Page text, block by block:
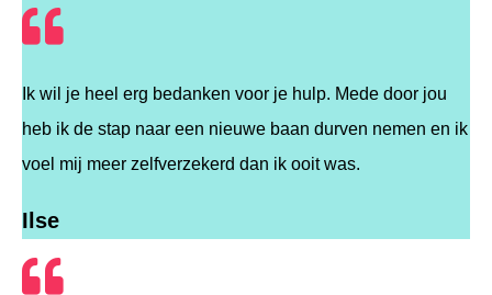
Ik wil je heel erg bedanken voor je hulp. Mede door jou
heb ik de stap naar een nieuwe baan durven nemen en ik
voel mij meer zelfverzekerd dan ik ooit was.
Ilse